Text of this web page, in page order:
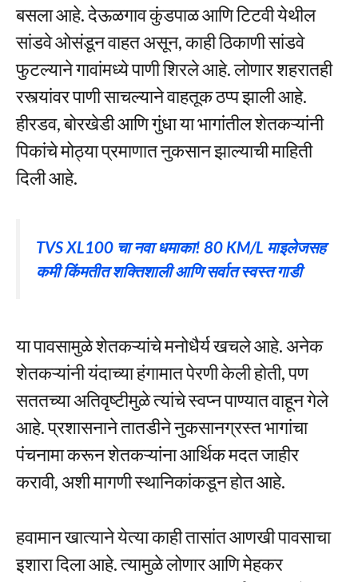
बसला आहे. देऊळगाव कुंडपाळ आणि टिटवी येथील
सांडवे ओसंडून वाहत असून, काही ठिकाणी सांडवे
फुटल्याने गावांमध्ये पाणी शिरले आहे. लोणार शहरातही
रस्त्यांवर पाणी साचल्याने वाहतूक ठप्प झाली आहे.
हीरडव, बोरखेडी आणि गुंधा या भागांतील शेतकऱ्यांनी
पिकांचे मोठ्या प्रमाणात नुकसान झाल्याची माहिती
दिली आहे.
TVS XL100 चा नवा धमाका! 80 KM/L माइलेजसह
कमी किंमतीत शक्तिशाली आणि सर्वात स्वस्त गाडी
या पावसामुळे शेतकऱ्यांचे मनोधैर्य खचले आहे. अनेक
शेतकऱ्यांनी यंदाच्या हंगामात पेरणी केली होती, पण
सततच्या अतिवृष्टीमुळे त्यांचे स्वप्न पाण्यात वाहून गेले
आहे. प्रशासनाने तातडीने नुकसानग्रस्त भागांचा
पंचनामा करून शेतकऱ्यांना आर्थिक मदत जाहीर
करावी, अशी मागणी स्थानिकांकडून होत आहे.
हवामान खात्याने येत्या काही तासांत आणखी पावसाचा
इशारा दिला आहे. त्यामुळे लोणार आणि मेहकर